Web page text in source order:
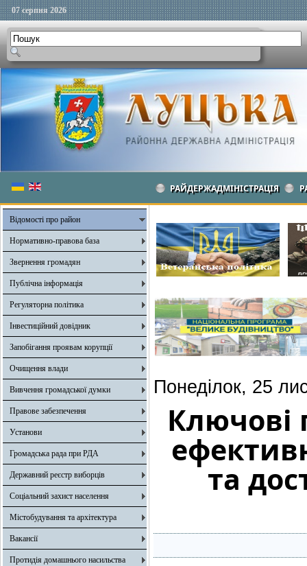
07 серпня 2026
РАЙДЕРЖАДМІНІСТРАЦІЯ
Відомості про район
Нормативно-правова база
Звернення громадян
Публічна інформація
Регуляторна політика
Інвестиційний довідник
Запобігання проявам корупції
Очищення влади
Вивчення громадської думки
Правове забезпечення
Установи
Громадська рада при РДА
Державний реєстр виборців
Соціальний захист населення
Містобудування та архітектура
Вакансії
Протидія домашнього насильства
Понеділок, 25
Ключові
та